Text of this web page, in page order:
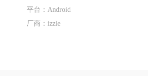
平台： Android
厂商： izzle